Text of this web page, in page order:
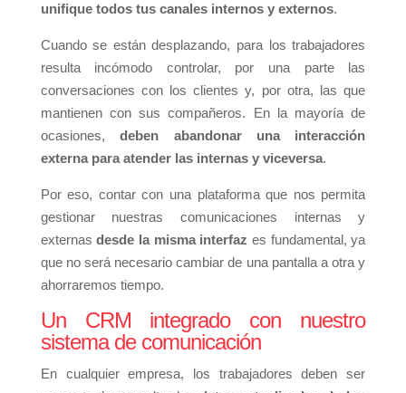
unifique todos tus canales internos y externos.
Cuando se están desplazando, para los trabajadores
resulta incómodo controlar, por una parte las
conversaciones con los clientes y, por otra, las que
mantienen con sus compañeros. En la mayoría de
ocasiones,deben abandonar una interacción
externa para atender las internas y viceversa.
Por eso, contar con una plataforma que nos permita
gestionar nuestras comunicaciones internas y
externasdesde la misma interfaz es fundamental, ya
que no será necesario cambiar de una pantalla a otra y
ahorraremos tiempo.
Un CRM integrado con nuestro
sistema de comunicación
En cualquier empresa, los trabajadores deben ser